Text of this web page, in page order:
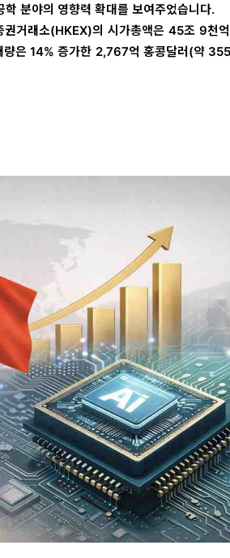
분야의 영향력 확대를 보여주었습니다.
거래소(HKEX)의 시가총액은 45조 9천
은 14% 증가한 2,767억 홍콩달러(약